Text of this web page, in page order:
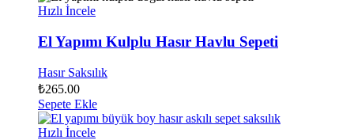
Hızlı İncele
El Yapımı Kulplu Hasır Havlu Sepeti
Hasır Saksılık
₺265.00
Sepete Ekle
Hızlı İncele